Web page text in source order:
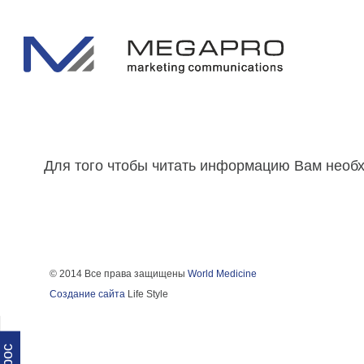
Для того чтобы читать информацию Вам
© 2014 Все права защищены World Medicine
Создание сайтаLife Style